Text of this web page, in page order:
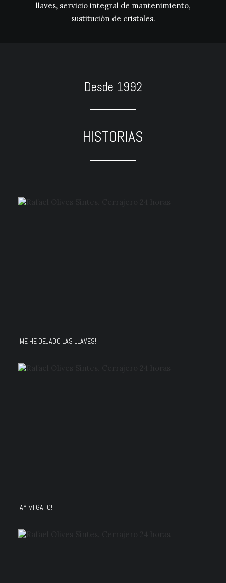
llaves, servicio integral de mantenimiento,
sustitución de cristales.
Desde 1992
HISTORIAS
¡ME HE DEJADO LAS LLAVES!
¡AY MI GATO!